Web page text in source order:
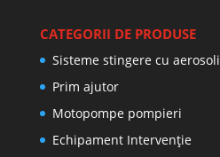
CATEGORII DE PRODUSE
Sisteme stingere cu aerosoli
Prim ajutor
Motopompe pompieri
Echipament Intervenție